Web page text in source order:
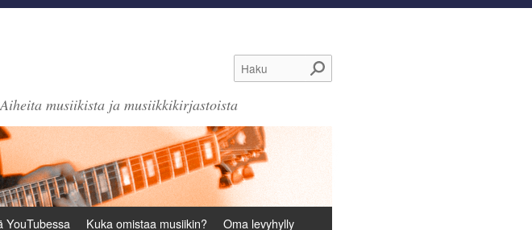
Haku
Aiheita musiikista ja musiikkikirjastoista
YouTubessa Kuka omistaa musiikin?
Oma levyhylly